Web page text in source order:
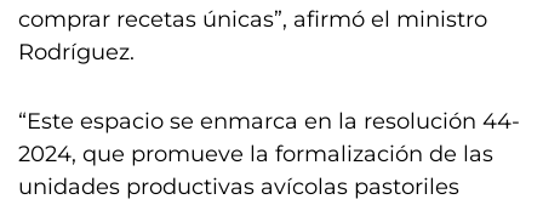
comprar recetas únicas”, afirmó el ministro
Rodríguez.
“Este espacio se enmarca en la resolución 44-
2024, que promueve la formalización de las
unidades productivas avícolas pastoriles